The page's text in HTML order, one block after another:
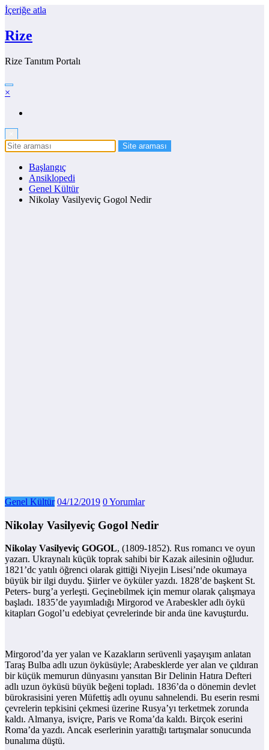
İçeriğe atla
Rize
Rize Tanıtım Portalı
×
Başlangıç
Ansiklopedi
Genel Kültür
Nikolay Vasilyeviç Gogol Nedir
Genel Kültür 04/12/2019 0 Yorumlar
Nikolay Vasilyeviç Gogol Nedir
Nikolay Vasilyeviç GOGOL, (1809-1852). Rus romancı ve oyun
yazarı. Ukraynalı küçük toprak sahibi bir Kazak ailesinin oğludur.
1821’dc yatılı öğrenci olarak gittiği Niyejin Lisesi’nde okumaya
büyük bir ilgi duydu. Şiirler ve öyküler yazdı. 1828’de başkent St.
Peters- burg’a yerleşti. Geçinebilmek için memur olarak çalışmaya
başladı. 1835’de yayımladığı Mirgorod ve Arabeskler adlı öykü
kitapları Gogol’u edebiyat çevrelerinde bir anda üne kavuşturdu.
Mirgorod’da yer yalan ve Kazakların serüvenli yaşayışım anlatan
Taraş Bulba adlı uzun öyküsüyle; Arabesklerde yer alan ve çıldıran
bir küçük memurun dünyasını yansıtan Bir Delinin Hatıra Defteri
adlı uzun öyküsü büyük beğeni topladı. 1836’da o dönemin devlet
bürokrasisini yeren Müfettiş adlı oyunu sahnelendi. Bu eserin resmi
çevrelerin tepkisini çekmesi üzerine Rusya’yı terketmek zorunda
kaldı. Almanya, isviçre, Paris ve Roma’da kaldı. Birçok eserini
Roma’da yazdı. Ancak eserlerinin yarattığı tartışmalar sonucunda
bunalıma düştü.